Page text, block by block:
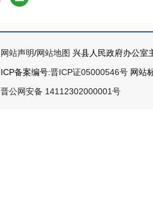
网站声明/网站地图 兴县人民政府办公室
ICP备案编号:晋ICP证05000546号 网站
晋公网安备 14112302000001号